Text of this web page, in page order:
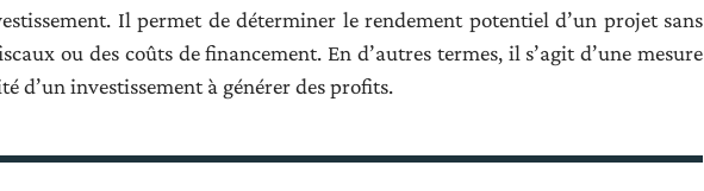
Il permet de déterminer le rendement potentiel d’un projet sans
ou des coûts de financement. En d’autres termes, il s’agit d’une mesure
d’un investissement à générer des profits.